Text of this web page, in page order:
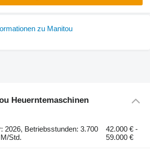
zu Manitou
Heuerntemaschinen
2026, Betriebsstunden: 3.700
Std.
42.000 € -
59.000 €